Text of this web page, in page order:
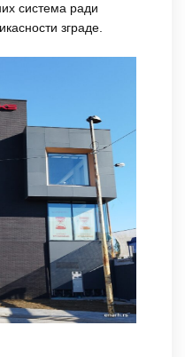
система ради
зграде.